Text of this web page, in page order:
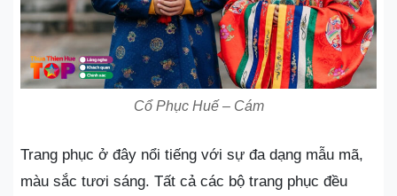
Cổ Phục Huế – Cám
Trang phục ở đây nổi tiếng với sự đa dạng mẫu mã,
màu sắc tươi sáng. Tất cả các bộ trang phục đều